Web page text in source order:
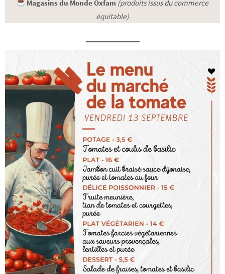
Magasins du Monde Oxfam (produits issus du commerce
équitable)